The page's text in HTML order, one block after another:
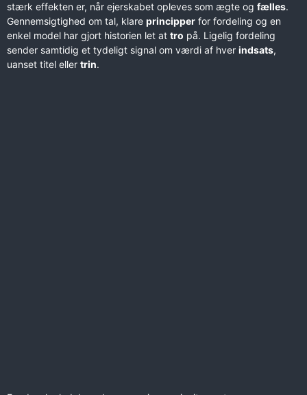
stærk effekten er, når ejerskabet opleves som ægte og fælles.
Gennemsigtighed om tal, klare principper for fordeling og en
enkel model har gjort historien let at tro på. Ligelig fordeling
sender samtidig et tydeligt signal om værdi af hver indsats,
uanset titel eller trin.